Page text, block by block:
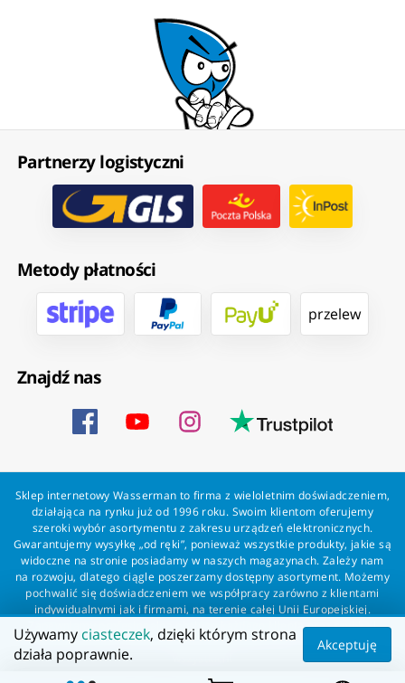
Partnerzy logistyczni
Metody płatności
przelew
Znajdź nas
Sklep internetowy Wasserman to firma z wieloletnim doświadczeniem,
działająca na rynku już od 1996 roku. Swoim klientom oferujemy
szeroki wybór asortymentu z zakresu urządzeń elektronicznych.
Gwarantujemy wysyłkę „od ręki”, ponieważ wszystkie produkty, jakie są
widoczne na stronie posiadamy w naszych magazynach. Zależy nam
na rozwoju, dlatego ciągle poszerzamy dostępny asortyment. Możemy
pochwalić się doświadczeniem we współpracy zarówno z klientami
indywidualnymi jak i firmami, na terenie całej Unii Europejskiej.
Zapewniamy profesjonalną obsługę każdego klienta oraz szybką i
bezproblemową realizację zamówień. Wasserman - wszystko dla
Używamy ciasteczek, dzięki którym strona
działa poprawnie.
Akceptuję